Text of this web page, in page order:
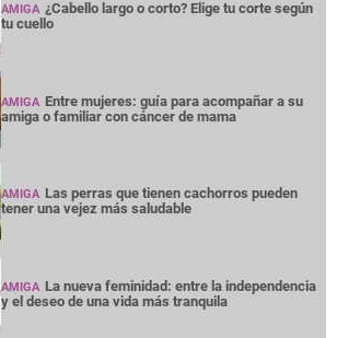
AMIGA ¿Cabello largo o corto? Elige tu corte según
tu cuello
AMIGA Entre mujeres: guía para acompañar a su
amiga o familiar con cáncer de mama
AMIGA Las perras que tienen cachorros pueden
tener una vejez más saludable
AMIGA La nueva feminidad: entre la independencia
y el deseo de una vida más tranquila